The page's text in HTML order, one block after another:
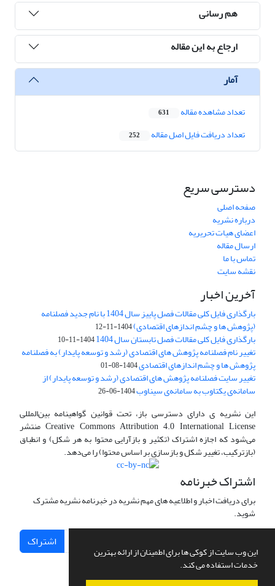
این وب سایت از کوکی ها برای اطمینان از ارائه بهترین
خدمات استفاده می کند.
هم رسانی
ارجاع به این مقاله
آمار
تعداد مشاهده مقاله 631
تعداد دریافت فایل اصل مقاله 252
دسترسی سریع
صفحه اصلی
درباره نشریه
اعضای هیات تحریریه
ارسال مقاله
تماس با ما
نقشه سایت
آخرین اخبار
بارگذاری فایل کلی مقالات فصل پاییز سال 1404 با نام جدید فصلنامه
(پژوهش ها و چشم اندازهای اقتصادی)1404-11-12
بارگذاری فایل کلی مقالات فصل تابستان سال 1404 1404-11-10
تغییر نام فصلنامه پژوهش های اقتصادی (رشد و توسعه پایدار) به فصلنامه
پژوهش ها و چشم اندازهای اقتصادی1404-08-01
تغییر سایت فصلنامه پژوهش های اقتصادی (رشد و توسعه پایدار) از
سامانه‌ی یکتاوب به سامانه‌ی سیناوب1404-06-26
این نشریه ی دارای دسترسی باز، تحت قوانین گواهینامه بین‌المللی
Creative Commons Attribution 4.0 International License منتشر
می‌شود که اجازه اشتراک (تکثیر و بازآرایی محتوا به هر شکل) و انطباق
(بازترکیب، تغییر شکل و بازسازی بر اساس محتوا) را می‌دهد.
اشتراک خبرنامه
برای دریافت اخبار و اطلاعیه های مهم نشریه در خبرنامه نشریه مشترک
شوید.
اشتراک